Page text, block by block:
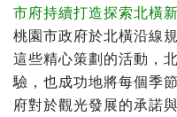
市府持續打造探索北橫
桃園市政府於北橫沿線
這些精心策劃的活動，
驗，也成功地將每個季
府對於觀光發展的承諾